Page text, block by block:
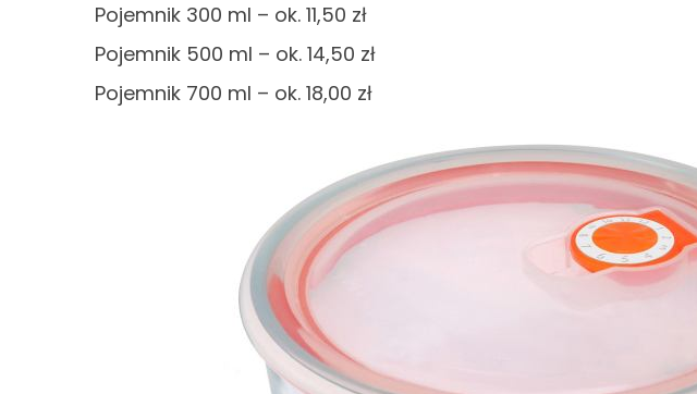
Pojemnik 300 ml – ok. 11,50 zł
Pojemnik 500 ml – ok. 14,50 zł
Pojemnik 700 ml – ok. 18,00 zł